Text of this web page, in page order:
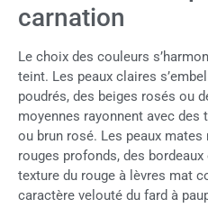
carnation
Le choix des couleurs
teint. Les peaux claires
poudrés, des beiges rosés ou
moyennes rayonnent avec
ou brun rosé. Les peaux
rouges profonds, des
texture du rouge à lèvres mat
caractère velouté du fard à